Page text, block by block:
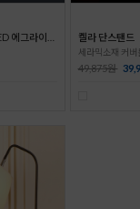
켈라 단스탠드
49,875원